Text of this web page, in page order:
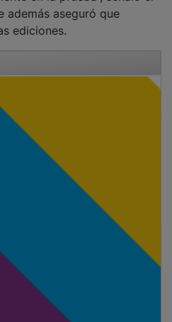
fue Alejandra
Ecosport Alcobendas,
y 8 segundos. Jennifer